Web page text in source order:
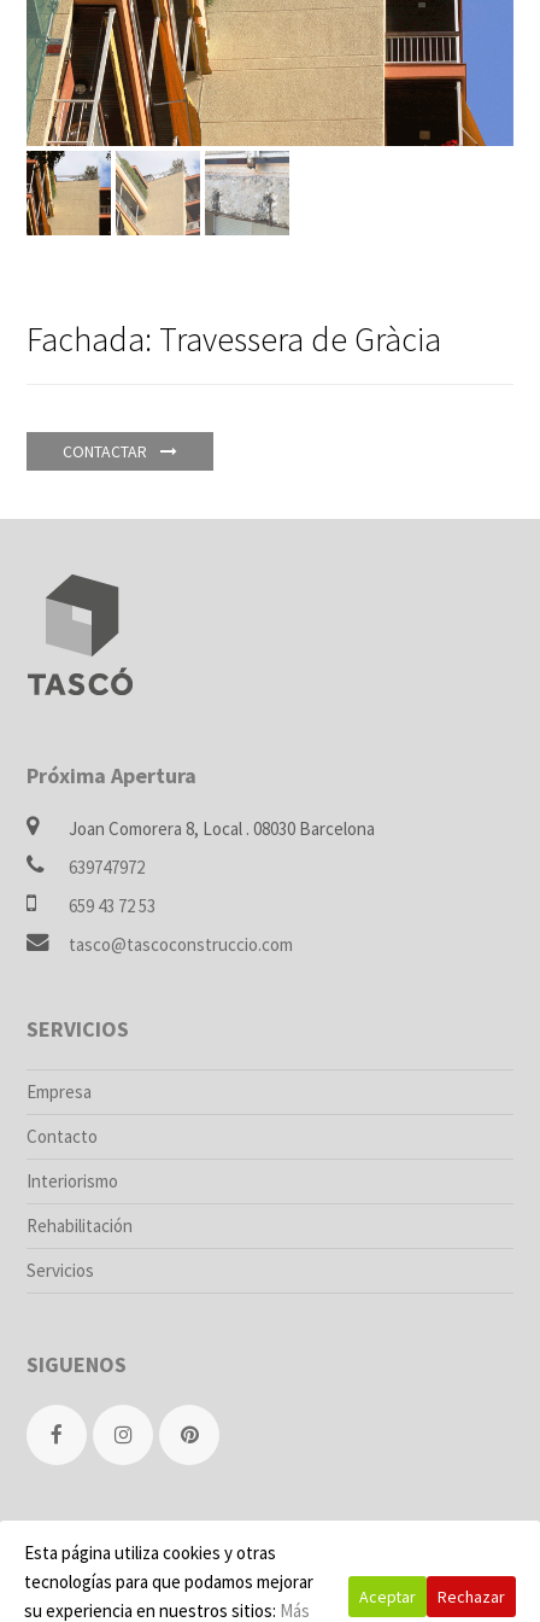
Fachada: Travessera de Gràcia
CONTACTAR
Próxima Apertura
Joan Comorera 8, Local . 08030 Barcelona
639747972
659 43 72 53
tasco@tascoconstruccio.com
SERVICIOS
Empresa
Contacto
Interiorismo
Rehabilitación
Servicios
SIGUENOS
c
e
I
s
t
P
n
t
Tascó legal ·Aviso legal·Política de privacidad
© Todos los derechos reservados · Creada por
Esta página utiliza cookies y otras
tecnologías para que podamos mejorar
su experiencia en nuestros sitios: Más
Aceptar Rechazar